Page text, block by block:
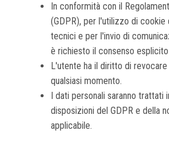
In conformità con il
(GDPR), per l'utilizzo di cookie
tecnici e per l'invio di
è richiesto il consenso
L'utente ha il diritto di
qualsiasi momento.
I dati personali saranno
disposizioni del GDPR e della
applicabile.